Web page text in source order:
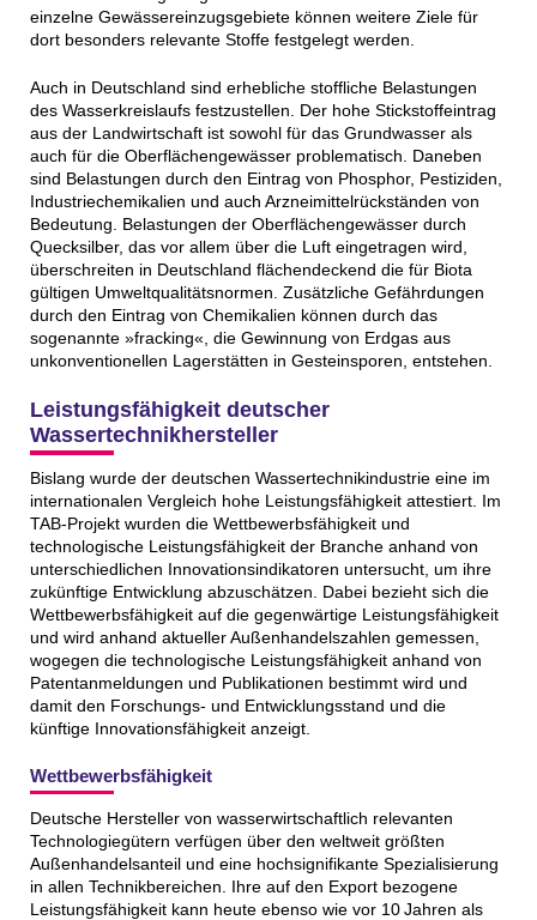
einzelne Gewässereinzugsgebiete können weitere Ziele für
dort besonders relevante Stoffe festgelegt werden.
Auch in Deutschland sind erhebliche stoffliche Belastungen
des Wasserkreislaufs festzustellen. Der hohe Stickstoffeintrag
aus der Landwirtschaft ist sowohl für das Grundwasser als
auch für die Oberflächengewässer problematisch. Daneben
sind Belastungen durch den Eintrag von Phosphor, Pestiziden,
Industriechemikalien und auch Arzneimittelrückständen von
Bedeutung. Belastungen der Oberflächengewässer durch
Quecksilber, das vor allem über die Luft eingetragen wird,
überschreiten in Deutschland flächendeckend die für Biota
gültigen Umweltqualitätsnormen. Zusätzliche Gefährdungen
durch den Eintrag von Chemikalien können durch das
sogenannte »fracking«, die Gewinnung von Erdgas aus
unkonventionellen Lagerstätten in Gesteinsporen, entstehen.
Leistungsfähigkeit deutscher
Wassertechnikhersteller
Bislang wurde der deutschen Wassertechnikindustrie eine im
internationalen Vergleich hohe Leistungsfähigkeit attestiert. Im
TAB-Projekt wurden die Wettbewerbsfähigkeit und
technologische Leistungsfähigkeit der Branche anhand von
unterschiedlichen Innovationsindikatoren untersucht, um ihre
zukünftige Entwicklung abzuschätzen. Dabei bezieht sich die
Wettbewerbsfähigkeit auf die gegenwärtige Leistungsfähigkeit
und wird anhand aktueller Außenhandelszahlen gemessen,
wogegen die technologische Leistungsfähigkeit anhand von
Patentanmeldungen und Publikationen bestimmt wird und
damit den Forschungs- und Entwicklungsstand und die
künftige Innovations­fähigkeit anzeigt.
Wettbewerbsfähigkeit
Deutsche Hersteller von wasserwirtschaftlich relevanten
Technologiegütern verfügen über den weltweit größten
Außenhandelsanteil und eine hochsignifikante Spezialisierung
in allen Technikbereichen. Ihre auf den Export bezogene
Leistungsfähigkeit kann heute ebenso wie vor 10 Jahren als